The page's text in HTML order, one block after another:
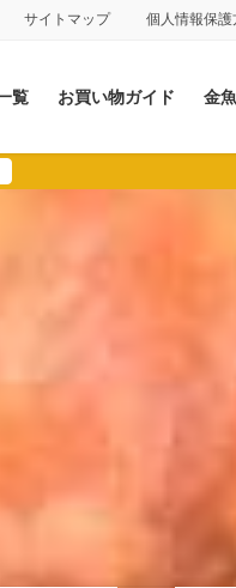
サイトマップ 個人情報保護
覧 お買い物ガイド 金